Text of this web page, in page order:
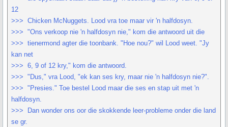
12
>>> Chicken McNuggets. Lood vra toe maar vir 'n halfdosyn.
>>> "Ons verkoop nie 'n halfdosyn nie," kom die antwoord uit die
>>> tienermond agter die toonbank. "Hoe nou?" wil Lood weet. "Jy
kan net
>>> 6, 9 of 12 kry," kom die antwoord.
>>> "Dus," vra Lood, "ek kan ses kry, maar nie 'n halfdosyn nie?".
>>> "Presies." Toe bestel Lood maar die ses en stap uit met 'n
halfdosyn.
>>> Dan wonder ons oor die skokkende leer-probleme onder die land
se gr.